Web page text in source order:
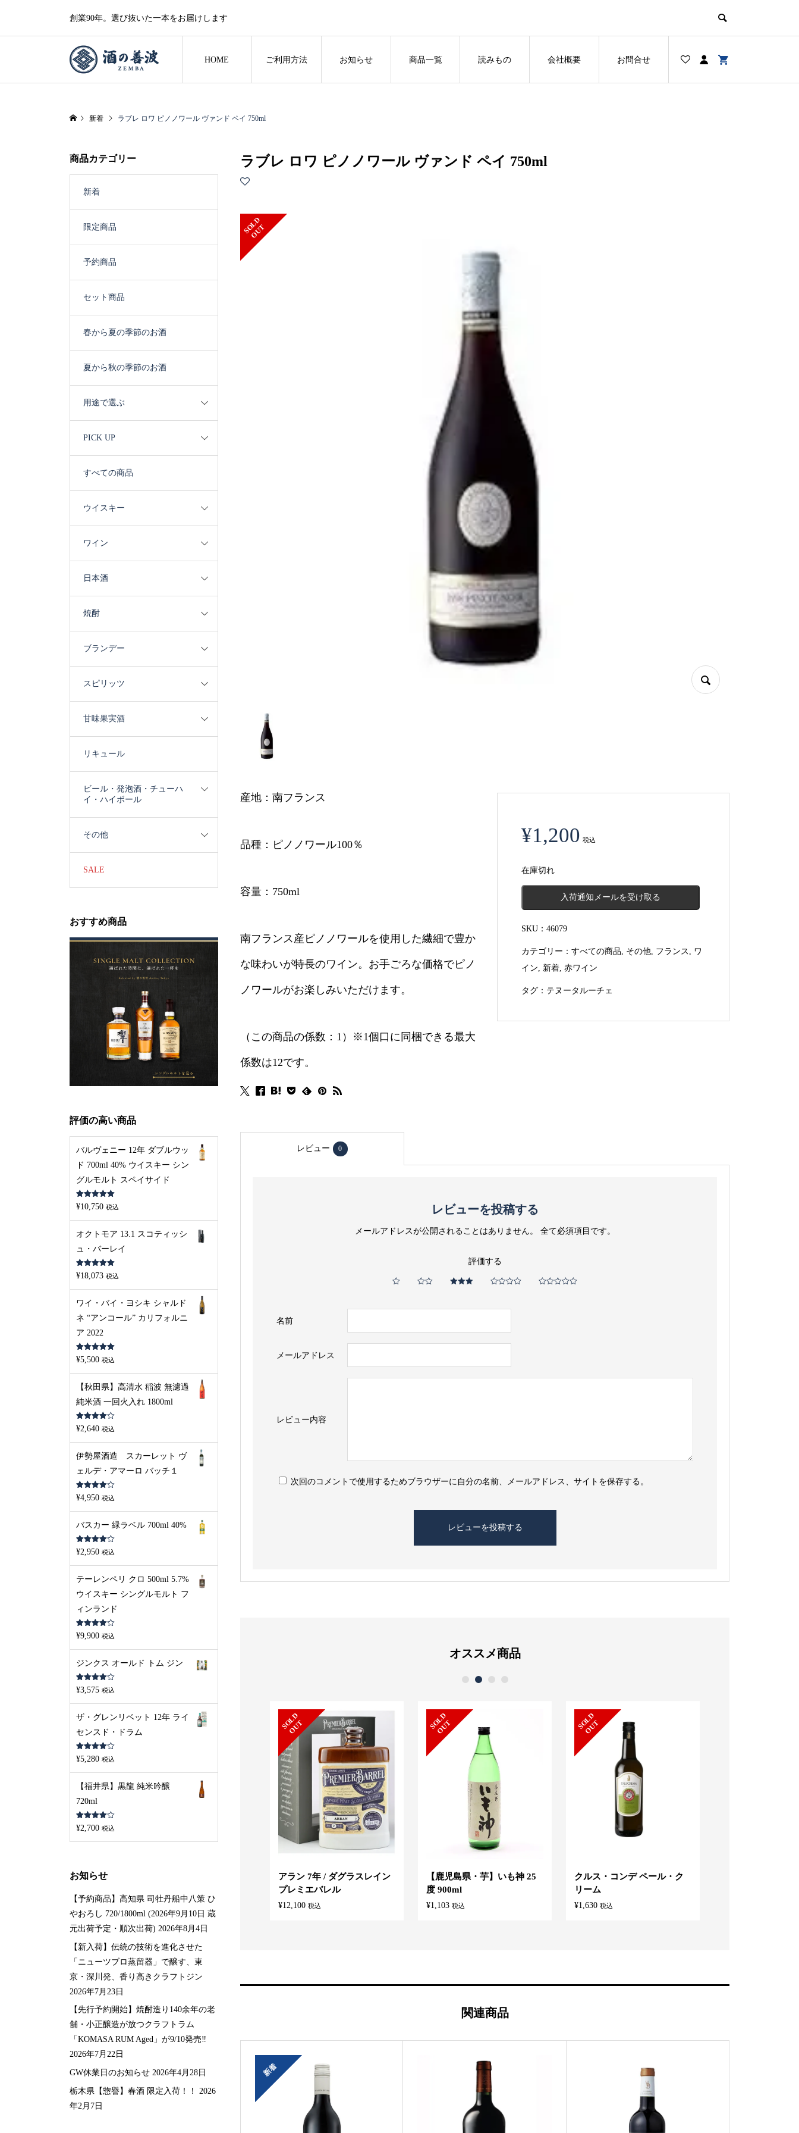
創業90年。選び抜いた一本をお届けします
HOME ご利用方法 お知らせ 商品一覧 読みもの 会社概要 お問合せ
新着 ラブレ ロワ ピノノワール ヴァンド ペイ 750ml
ラブレ ロワ ピノノワール ヴァンド ペイ 750ml
S
O
L
D
O
U
T
産地：南フランス
品種：ピノノワール100％
容量：750ml
南フランス産ピノノワールを使用した繊細で豊か
な味わいが特長のワイン。お手ごろな価格でピノ
ノワールがお楽しみいただけます。
（この商品の係数：1）※1個口に同梱できる最大
係数は12です。
¥1,200 税込
在庫切れ
入荷通知メールを受け取る
SKU：46079
カテゴリー：すべての商品 その他 フランス
ワ
イン
新着 ,赤ワイン
タグ： テヌータルーチェ
レビュー 0
レビューを投稿する
メールアドレスが公開されることはありません。 全て必須項目です。
評価する
レビュー内容
名前
メールアドレス
次回のコメントで使用するためブラウザーに自分の名前、メールアドレス、サイトを保存する。
オススメ商品
約商品】ルイ・テッ
S
L
D
O
U
¥1,650
S
O
L
D
O
U
T
アラン 7年 / ダグラスレイン
プレミエバレル
¥12,100 税込
S
O
L
D
O
U
T
【鹿児島県・芋】いも神 25
度 900ml
¥1,103 税込
S
O
L
D
O
U
T
クルス・コンデ ペール・ク
リーム
¥1,630 税込
1 2 3 4
関連商品
新着
商品カテゴリー
新着
限定商品
予約商品
セット商品
春から夏の季節のお酒
夏から秋の季節のお酒
用途で選ぶ
PICK UP
すべての商品
ウイスキー
ワイン
日本酒
焼酎
ブランデー
スピリッツ
甘味果実酒
リキュール
ビール・発泡酒・チューハ
イ・ハイボール
その他
SALE
おすすめ商品
評価の高い商品
バルヴェニー 12年 ダブルウッ
ド 700ml 40% ウイスキー シン
グルモルト スペイサイド
5段階中5.00
の評価
¥10,750 税込
オクトモア 13.1 スコティッシ
ュ・バーレイ
5段階中5.00
の評価
¥18,073 税込
ワイ・バイ・ヨシキ シャルド
ネ “アンコール” カリフォルニ
ア 2022
5段階中 5.00
の評価
¥5,500 税込
【秋田県】高清水 稲波 無濾過
純米酒 一回火入れ 1800ml
5段階中
4.00の評
¥2,640 税込
伊勢屋酒造 スカーレット ヴ
ェルデ・アマーロ バッチ１
5段階中
4.00の評
¥4,950 税込
バスカー 緑ラベル 700ml 40%
5段階中
4.00の評
¥2,950 税込
テーレンペリ クロ 500ml 5.7%
ウイスキー シングルモルト フ
ィンランド
5段階中
4.00の評
¥9,900 税込
ジンクス オールド トム ジン
5段階中
4.00の評
¥3,575 税込
ザ・グレンリベット 12年 ライ
センスド・ドラム
5段階中
4.00の評
¥5,280 税込
【福井県】黒龍 純米吟醸
720ml
5段階中
4.00の評
¥2,700 税込
お知らせ
【予約商品】高知県 司牡丹船中八策 ひ
やおろし 720/1800ml (2026年9月10日 蔵
元出荷予定・順次出荷) 2026年8月4日
【新入荷】伝統の技術を進化させた
「ニューツブロ蒸留器」で醸す、東
京・深川発、香り高きクラフトジン
2026年7月23日
【先行予約開始】焼酎造り140余年の老
舗・小正醸造が放つクラフトラム
「KOMASA RUM Aged」が9/10発売‼️
2026年7月22日
GW休業日のお知らせ 2026年4月28日
栃木県【惣譽】春酒 限定入荷！！
2026
年2月7日